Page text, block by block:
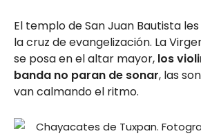
El templo de San Juan Bautista
la cruz de evangelización. La
se posa en el altar mayor, los
banda no paran de sonar, las
van calmando el ritmo.